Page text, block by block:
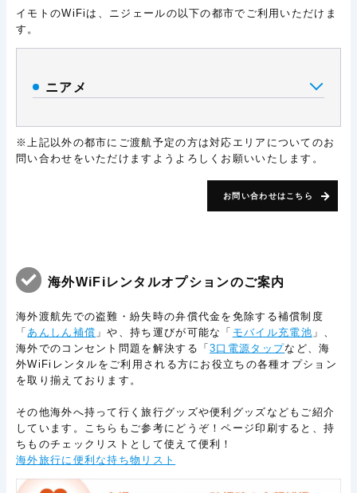
イモトのWiFiは、ニジェールの以下の都市でご利用いただけま
す。
ニアメ
※上記以外の都市にご渡航予定の方は対応エリアについてのお
問い合わせをいただけますようよろしくお願いいたします。
お問い合わせはこちら
海外WiFiレンタルオプションのご案内
海外渡航先での盗難・紛失時の弁償代金を免除する補償制度
「あんしん補償 」や、持ち運びが可能な「 モバイル充電池 」、
海外でのコンセント問題を解決する「3口電源タップなど、海
外WiFiレンタルをご利用される方にお役立ちの各種オプション
を取り揃えております。
その他海外へ持って行く旅行グッズや便利グッズなどもご紹介
しています。こちらもご参考にどうぞ！ページ印刷すると、持
ちものチェックリストとして使えて便利！
海外旅行に便利な持ち物リスト